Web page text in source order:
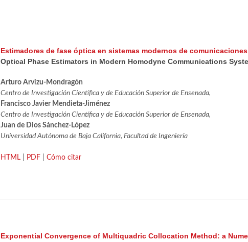
Estimadores de fase óptica en sistemas modernos de
Optical Phase Estimators in Modern Homodyne Communications
Arturo Arvizu-Mondragón
Centro de Investigación Científica y de Educación Superior de Ensenada,
Francisco Javier Mendieta-Jiménez
Centro de Investigación Científica y de Educación Superior de Ensenada,
Juan de Dios Sánchez-López
Universidad Autónoma de Baja California, Facultad de Ingeniería
HTML| PDF Cómo citar
Exponential Convergence of Multiquadric Collocation Method: a